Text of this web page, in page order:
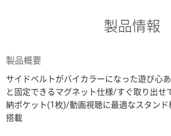
製品情報
製品概要
サイドベルトがバイカラーになった遊び心
と固定できるマグネット仕様/すぐ取り出せ
納ポケット(1枚)/動画視聴に最適なスタン
搭載